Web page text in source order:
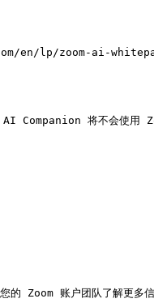
en/lp/zoom-ai-
AI Companion 将不会使用
的 Zoom 账户团队了解更多信